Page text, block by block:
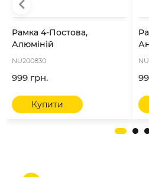
Рамка 4-Постова,
Алюміній
NU200830
999 грн.
Купити